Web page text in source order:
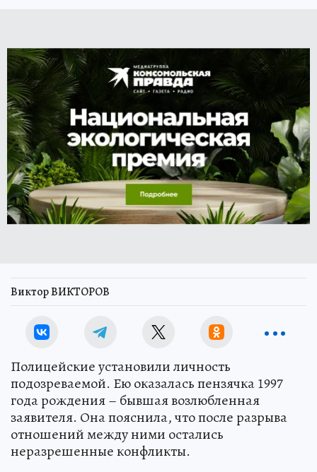
Виктор ВИКТОРОВ
Полицейские установили личность
подозреваемой. Ею оказалась пензячка 1997
года рождения – бывшая возлюбленная
заявителя. Она пояснила, что после разрыва
отношений между ними остались
неразрешенные конфликты.